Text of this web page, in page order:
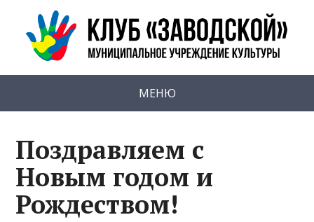
МЕНЮ
Поздравляем с
Новым годом и
Рождеством!